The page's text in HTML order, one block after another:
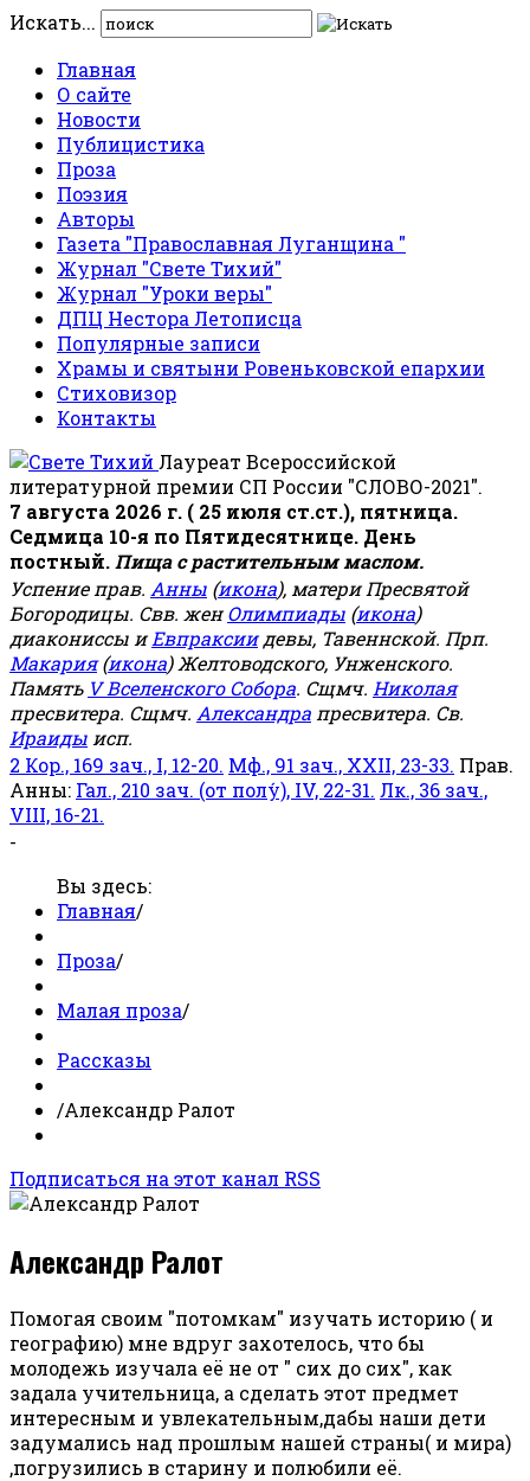
Искать...
Главная
О сайте
Новости
Публицистика
Проза
Поэзия
Авторы
Газета "Православная Луганщина "
Журнал "Свете Тихий"
Журнал "Уроки веры"
ДПЦ Нестора Летописца
Популярные записи
Храмы и святыни Ровеньковской епархии
Стиховизор
Контакты
Лауреат Всероссийской
литературной премии СП России "СЛОВО-2021".
7 августа 2026 г. ( 25 июля ст.ст.), пятница.
Седмица 10-я по Пятидесятнице. День
постный. Пища с растительным маслом.
Успение прав. Анны (икона), матери Пресвятой
Богородицы. Свв. женОлимпиады (икона)
диакониссы иЕвпраксиидевы, Тавеннской. Прп.
Макария(икона) Желтоводского, Унженского.
Память V Вселенского Собора. Сщмч. Николая
пресвитера. Сщмч. Александра пресвитера. Св.
Ираиды исп.
2 Кор., 169 зач., I, 12-20. Мф., 91 зач., XXII, 23-33. Прав.
Анны: Гал., 210 зач. (от полу́), IV, 22-31. Лк., 36 зач.,
VIII, 16-21.
-
Вы здесь:
Главная/
Проза/
Малая проза/
Рассказы
/Александр Ралот
Подписаться на этот канал RSS
Александр Ралот
Помогая своим "потомкам" изучать историю ( и
географию) мне вдруг захотелось, что бы
молодежь изучала её не от " сих до сих", как
задала учительница, а сделать этот предмет
интересным и увлекательным,дабы наши дети
задумались над прошлым нашей страны( и мира)
,погрузились в старину и полюбили её.